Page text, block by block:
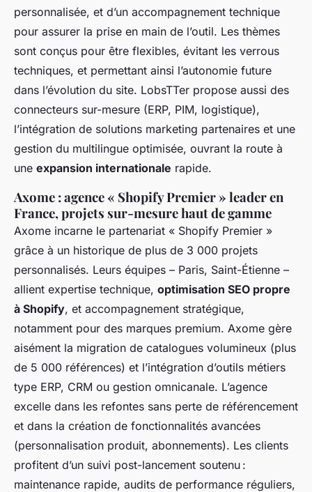
personnalisée, et d’un accompagnement technique
pour assurer la prise en main de l’outil. Les thèmes
sont conçus pour être flexibles, évitant les verrous
techniques, et permettant ainsi l’autonomie future
dans l’évolution du site. LobsTTer propose aussi des
connecteurs sur-mesure (ERP, PIM, logistique),
l’intégration de solutions marketing partenaires et une
gestion du multilingue optimisée, ouvrant la route à
une expansion internationale rapide.
Axome : agence « Shopify Premier » leader en
France, projets sur-mesure haut de gamme
Axome incarne le partenariat « Shopify Premier »
grâce à un historique de plus de 3 000 projets
personnalisés. Leurs équipes – Paris, Saint-Étienne –
allient expertise technique, optimisation SEO propre
à Shopify, et accompagnement stratégique,
notamment pour des marques premium. Axome gère
aisément la migration de catalogues volumineux (plus
de 5 000 références) et l’intégration d’outils métiers
type ERP, CRM ou gestion omnicanale. L’agence
excelle dans les refontes sans perte de référencement
et dans la création de fonctionnalités avancées
(personnalisation produit, abonnements). Les clients
profitent d’un suivi post-lancement soutenu :
maintenance rapide, audits de performance réguliers,